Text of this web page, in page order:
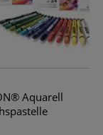
Aquarell